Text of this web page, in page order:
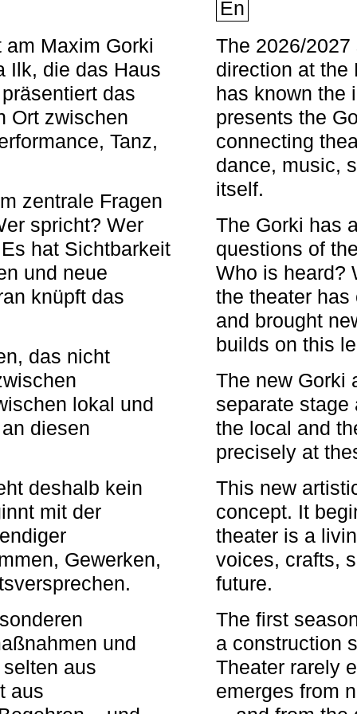
Maxim Gorki
Ilk, die das Haus
das
Ort zwischen
Tanz,
zentrale Fragen
spricht? Wer
hat Sichtbarkeit
und neue
knüpft das
das nicht
lokal und
diesen
deshalb kein
mit der
Gewerken,
und
aus
aus
En
The 2026/
direction at the
has known the
presents the
connecting
dance, music,
itself.
The Gorki has
questions of
Who is heard?
the theater
and brought
builds on this
The new Gorki
separate stage
the local and
precisely at
This new
concept. It
theater is a
voices, crafts,
future.
The first
a construction
Theater rarely
emerges from